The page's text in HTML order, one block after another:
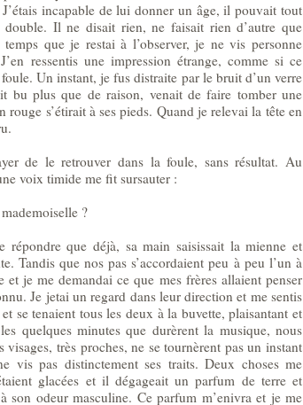
incapable de lui donner un âge, il pouvait tout
Il ne disait rien, ne faisait rien d’autre que
que je restai à l’observer, je ne vis personne
ressentis une impression étrange, comme si ce
Un instant, je fus distraite par le bruit d’un verre
bu plus que de raison, venait de faire tomber une
s’étirait à ses pieds. Quand je relevai la tête en
de le retrouver dans la foule, sans résultat. Au
voix timide me fit sursauter :
?
répondre que déjà, sa main saisissait la mienne et
Tandis que nos pas s’accordaient peu à peu l’un à
je me demandai ce que mes frères allaient penser
Je jetai un regard dans leur direction et me sentis
se tenaient tous les deux à la buvette, plaisantant et
quelques minutes que durèrent la musique, nous
visages, très proches, ne se tournèrent pas un instant
vis pas distinctement ses traits. Deux choses me
glacées et il dégageait un parfum de terre et
son odeur masculine. Ce parfum m’enivra et je me